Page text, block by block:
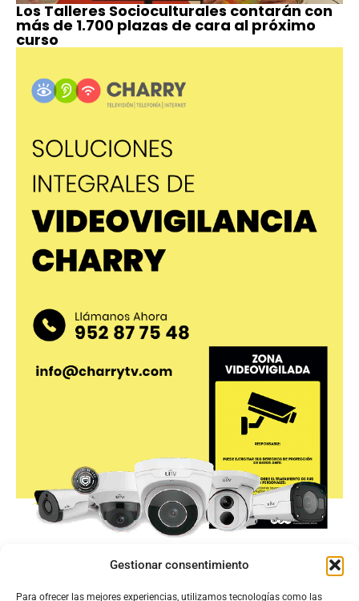
Gestionar consentimiento
Para ofrecer las mejores experiencias, utilizamos tecnologías como las
Los Talleres Socioculturales contarán con
más de 1.700 plazas de cara al próximo
curso